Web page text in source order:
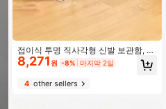
접이식 투명 직사각형 신발 보관함, 침
대 밑 신발 및 의류 보관에 적합, 투명
PVC 소재, 방수 안됨, 다기능 보관, 스
틸 프레임 지지대, 두 개의 탈착식 창
문, 운동화 및 하이힐에 적합, 침대 밑
8,271 원 -8% 마지막 2일
4other sellers